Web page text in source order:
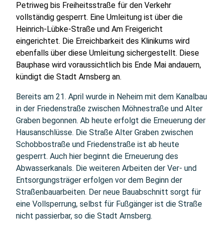
Petriweg bis Freiheitsstraße für den Verkehr
vollständig gesperrt. Eine Umleitung ist über die
Heinrich-Lübke-Straße und Am Freigericht
eingerichtet. Die Erreichbarkeit des Klinikums wird
ebenfalls über diese Umleitung sichergestellt. Diese
Bauphase wird voraussichtlich bis Ende Mai andauern,
kündigt die Stadt Arnsberg an.
Bereits am 21. April wurde in Neheim mit dem Kanalbau
in der Friedenstraße zwischen Möhnestraße und Alter
Graben begonnen. Ab heute erfolgt die Erneuerung der
Hausanschlüsse. Die Straße Alter Graben zwischen
Schobbostraße und Friedenstraße ist ab heute
gesperrt. Auch hier beginnt die Erneuerung des
Abwasserkanals. Die weiteren Arbeiten der Ver- und
Entsorgungsträger erfolgen vor dem Beginn der
Straßenbauarbeiten. Der neue Bauabschnitt sorgt für
eine Vollsperrung, selbst für Fußgänger ist die Straße
nicht passierbar, so die Stadt Arnsberg.